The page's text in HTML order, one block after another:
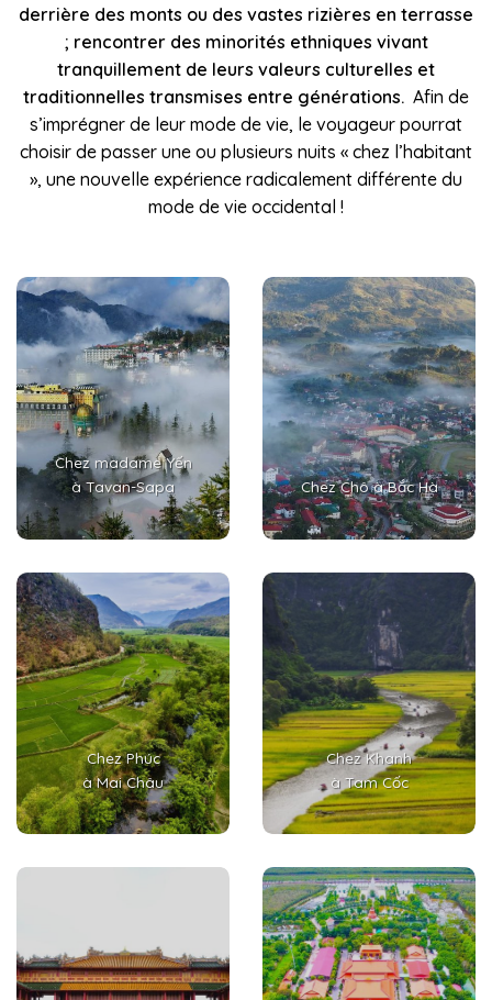
derrière des monts ou des vastes rizières en terrasse
; rencontrer des minorités ethniques vivant
tranquillement de leurs valeurs culturelles et
traditionnelles transmises entre générations. Afin de
s’imprégner de leur mode de vie, le voyageur pourrat
choisir de passer une ou plusieurs nuits « chez l’habitant
», une nouvelle expérience radicalement différente du
mode de vie occidental !
Chez madame Yến
à Tavan-Sapa
Chez Chô à Bắc Hà
Chez Phúc
à Mai Châu
Chez Khanh
à Tam Cốc